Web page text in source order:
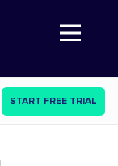
Abre a navegação
START FREE TRIAL